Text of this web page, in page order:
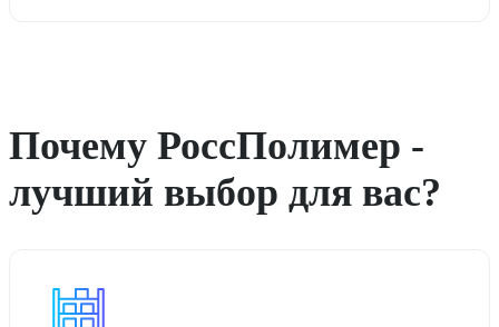
Почему РоссПолимер -
лучший выбор для вас?